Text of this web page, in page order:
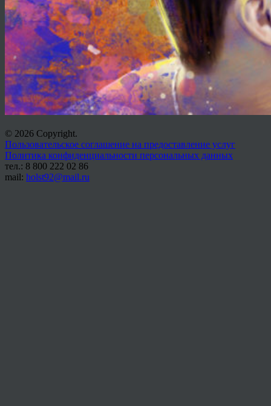
© 2026 Copyright.
Пользовательское соглашение на предоставление услуг
Политика конфиденциальности персональных данных
тел.: 8 800 222 02 86
mail: holst92@mail.ru